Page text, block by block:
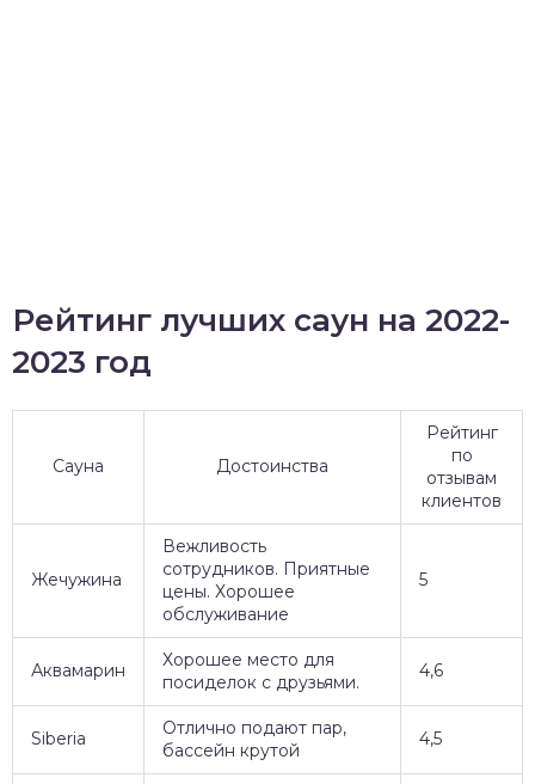
Рейтинг лучших саун на 2022-
2023 год
Сауна Достоинства
Рейтинг
по
отзывам
клиентов
Жечужина
Вежливость
сотрудников. Приятные
цены. Хорошее
обслуживание
5
Аквамарин
Хорошее место для
посиделок с друзьями.
4,6
Siberia
Отлично подают пар,
бассейн крутой
4,5